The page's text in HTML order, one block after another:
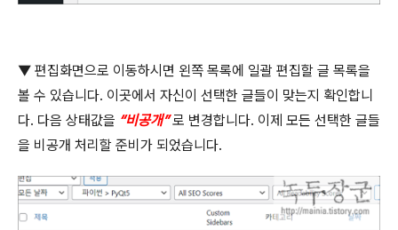
▼ 편집화면으로 이동하시면 왼쪽 목록에 일괄 편집할 글 목록을
볼 수 있습니다. 이곳에서 자신이 선택한 글들이 맞는지 확인합니
다. 다음 상태값을 “비공개” 로 변경합니다. 이제 모든 선택한 글들
을 비공개 처리할 준비가 되었습니다.